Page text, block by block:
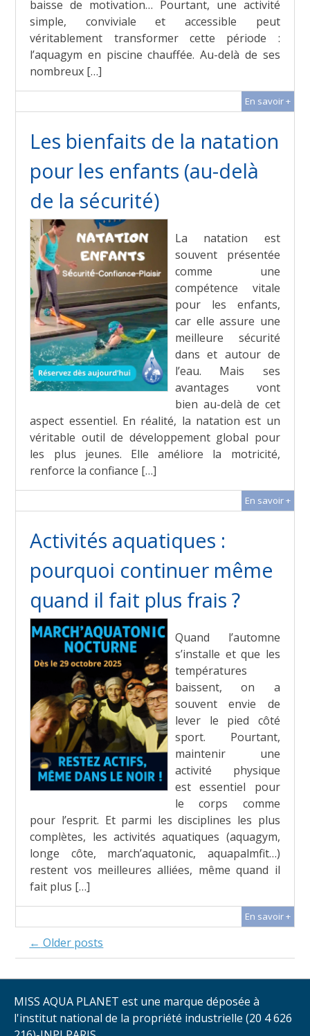
baisse de motivation… Pourtant, une activité
simple, conviviale et accessible peut
véritablement transformer cette période :
l’aquagym en piscine chauffée. Au-delà de ses
nombreux […]
En savoir +
Les bienfaits de la natation
pour les enfants (au-delà
de la sécurité)
La natation est
souvent présentée
comme une
compétence vitale
pour les enfants,
car elle assure une
meilleure sécurité
dans et autour de
l’eau. Mais ses
avantages vont
bien au-delà de cet
aspect essentiel. En réalité, la natation est un
véritable outil de développement global pour
les plus jeunes. Elle améliore la motricité,
renforce la confiance […]
En savoir +
Activités aquatiques :
pourquoi continuer même
quand il fait plus frais ?
Quand l’automne
s’installe et que les
températures
baissent, on a
souvent envie de
lever le pied côté
sport. Pourtant,
maintenir une
activité physique
est essentiel pour
le corps comme
pour l’esprit. Et parmi les disciplines les plus
complètes, les activités aquatiques (aquagym,
longe côte, march’aquatonic, aquapalmfit…)
restent vos meilleures alliées, même quand il
fait plus […]
En savoir +
Posts
navigation
← Older posts
MISS AQUA PLANET est une marque déposée à
l'institut national de la propriété industrielle (20 4 626